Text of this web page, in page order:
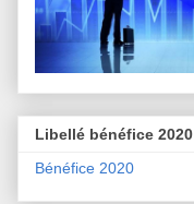
Libellé bénéfice 2020
Bénéfice 2020